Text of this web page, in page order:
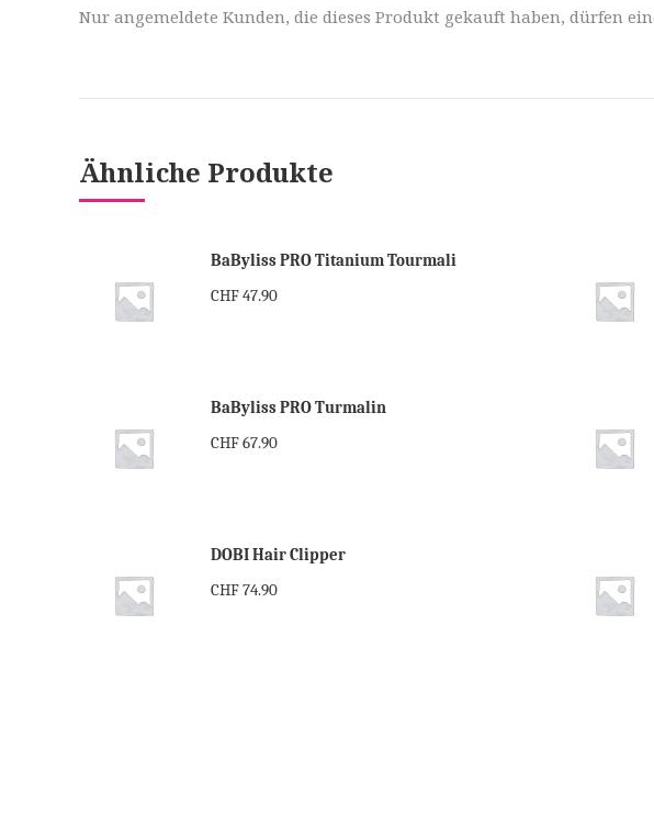
Nur angemeldete Kunden, die dieses Produkt gekauft haben, dürfen
Ähnliche Produkte
BaByliss PRO Titanium Tourmali
CHF47.90
BaByliss PRO Turmalin
CHF67.90
DOBI Hair Clipper
CHF74.90